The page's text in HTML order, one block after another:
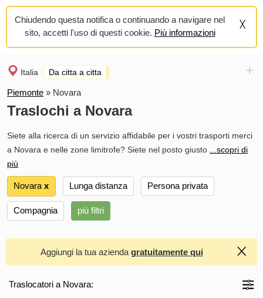
Chiudendo questa notifica o continuando a navigare nel
sito, accetti l'uso di questi cookie. Più informazioni
Italia Da citta a citta +
Piemonte » Novara
Traslochi a Novara
Siete alla ricerca di un servizio affidabile per i vostri trasporti merci
a Novara e nelle zone limitrofe? Siete nel posto giusto
...scopri di
più
Novara х Lunga distanza Persona privata
Compagnia più filtri
Aggiungi la tua azienda gratuitamente qui
Traslocatori a Novara: